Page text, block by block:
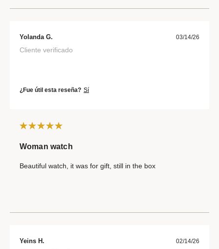
Yolanda G. 03/14/26
Cliente verificado
¿Fue útil esta reseña? Sí
Woman watch
Beautiful watch, it was for gift, still in the box
Yeins H. 02/14/26